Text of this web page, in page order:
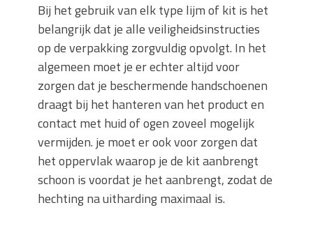
Bij het gebruik van elk type lijm of kit is het
belangrijk dat je alle veiligheidsinstructies
op de verpakking zorgvuldig opvolgt. In het
algemeen moet je er echter altijd voor
zorgen dat je beschermende handschoenen
draagt bij het hanteren van het product en
contact met huid of ogen zoveel mogelijk
vermijden. je moet er ook voor zorgen dat
het oppervlak waarop je de kit aanbrengt
schoon is voordat je het aanbrengt, zodat de
hechting na uitharding maximaal is.